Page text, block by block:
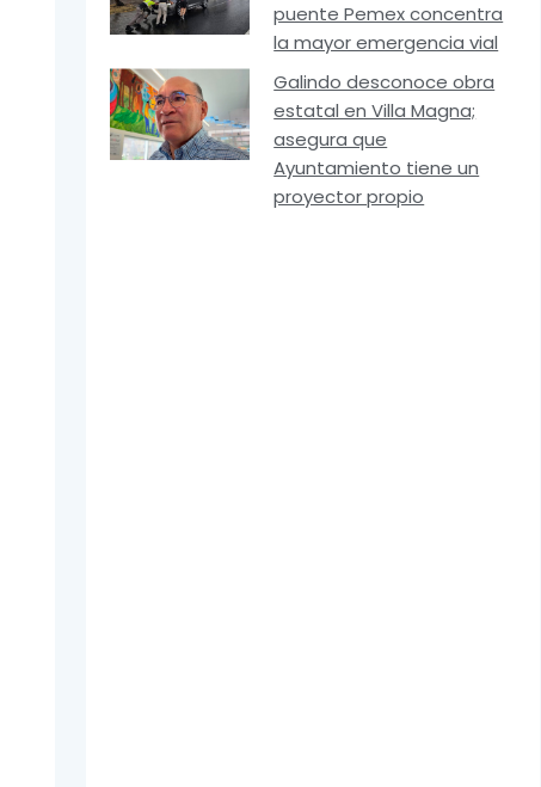
puente Pemex concentra
la mayor emergencia vial
Galindo desconoce obra
estatal en Villa Magna;
asegura que
Ayuntamiento tiene un
proyector propio